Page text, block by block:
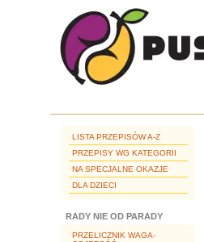
LISTA PRZEPISÓW A-Z
PRZEPISY WG KATEGORII
NA SPECJALNE OKAZJE
DLA DZIECI
RADY NIE OD PARADY
PRZELICZNIK WAGA-